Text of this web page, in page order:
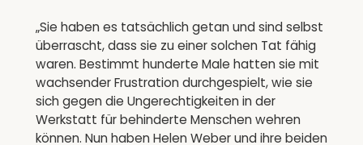
„Sie haben es tatsächlich getan und sind selbst
überrascht, dass sie zu einer solchen Tat fähig
waren. Bestimmt hunderte Male hatten sie mit
wachsender Frustration durchgespielt, wie sie
sich gegen die Ungerechtigkeiten in der
Werkstatt für behinderte Menschen wehren
können. Nun haben Helen Weber und ihre beiden